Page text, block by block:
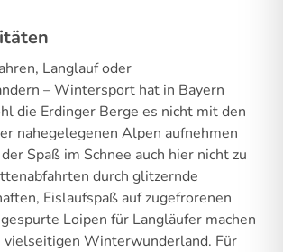
Langlauf oder
– Wintersport hat in Bayern
die Erdinger Berge es nicht mit den
nahegelegenen Alpen aufnehmen
Spaß im Schnee auch hier nicht zu
durch glitzernde
Eislaufspaß auf zugefrorenen
Loipen für Langläufer machen
vielseitigen Winterwunderland. Für